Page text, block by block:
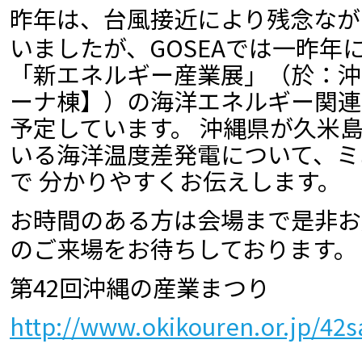
昨年は、台風接近により残念な
いましたが、GOSEAでは一昨年
「新エネルギー産業展」（於：
ーナ棟】）の海洋エネルギー関
予定しています。 沖縄県が久米
いる海洋温度差発電について、
で 分かりやすくお伝えします。
お時間のある方は会場まで是非
のご来場をお待ちしております。
第42回沖縄の産業まつり
http://www.okikouren.or.jp/